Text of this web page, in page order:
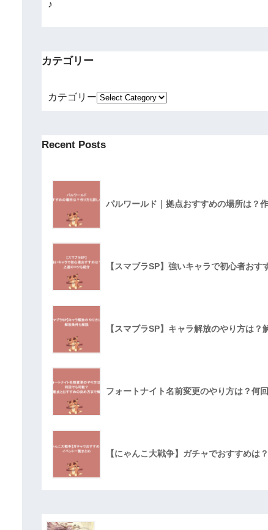
♪
カテゴリー
カテゴリー
Recent Posts
パルワールド｜拠点おすすめの場所は？
【スマブラSP】強いキャラで初心者お
【スマブラSP】キャラ解放のやり方は？
フォートナイト名前変更のやり方は？何
【にゃんこ大戦争】ガチャでおすすめは